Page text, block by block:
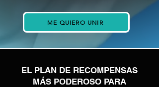
ME QUIERO UNIR
EL PLAN DE RECOMPENSAS
MÁS PODEROSO PARA